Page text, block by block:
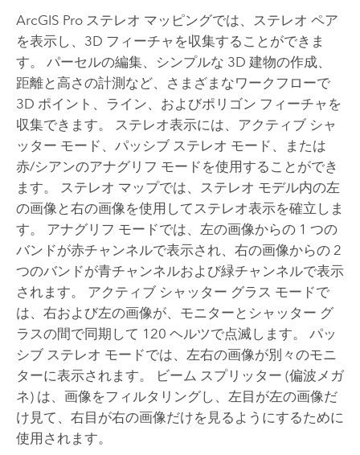
ArcGIS Proステレオ マッピングでは、ステレオ ペア
を表示し、3D フィーチャを収集することができま
す。 パーセルの編集、シンプルな 3D 建物の作成、
距離と高さの計測など、さまざまなワークフローで
3D ポイント、ライン、およびポリゴン フィーチャを
収集できます。 ステレオ表示には、アクティブ シャ
ッター モード、パッシブ ステレオ モード、または
赤/シアンのアナグリフ モードを使用することができ
ます。 ステレオ マップでは、ステレオ モデル内の左
の画像と右の画像を使用してステレオ表示を確立しま
す。 アナグリフ モードでは、左の画像からの 1 つの
バンドが赤チャンネルで表示され、右の画像からの 2
つのバンドが青チャンネルおよび緑チャンネルで表示
されます。 アクティブ シャッター グラス モードで
は、右および左の画像が、モニターとシャッター グ
ラスの間で同期して 120 ヘルツで点滅します。 パッ
シブ ステレオ モードでは、左右の画像が別々のモニ
ターに表示されます。 ビーム スプリッター (偏波メガ
ネ) は、画像をフィルタリングし、左目が左の画像だ
け見て、右目が右の画像だけを見るようにするために
使用されます。